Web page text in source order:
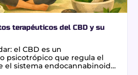
terapéuticos del CBD y su
un
psicotrópico que regula el
el sistema endocannabinoide